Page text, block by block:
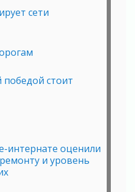
сети
стоит
интернате оценили
и уровень